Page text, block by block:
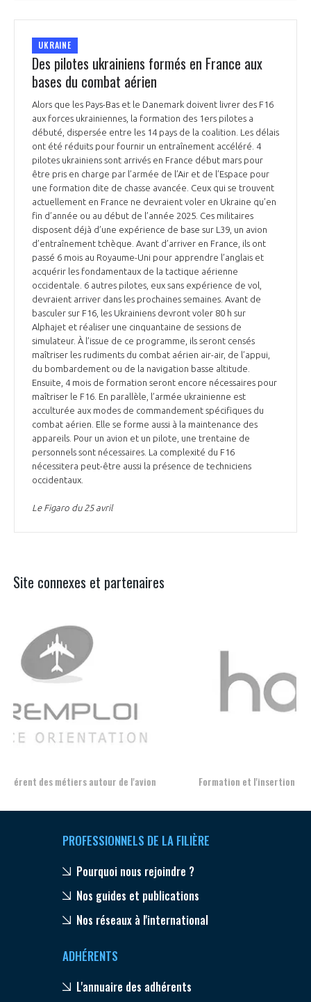
UKRAINE
Des pilotes ukrainiens formés en France aux
bases du combat aérien
Alors que les Pays-Bas et le Danemark doivent livrer des F16
aux forces ukrainiennes, la formation des 1ers pilotes a
débuté, dispersée entre les 14 pays de la coalition. Les délais
ont été réduits pour fournir un entraînement accéléré. 4
pilotes ukrainiens sont arrivés en France début mars pour
être pris en charge par l’armée de l’Air et de l’Espace pour
une formation dite de chasse avancée. Ceux qui se trouvent
actuellement en France ne devraient voler en Ukraine qu’en
fin d’année ou au début de l’année 2025. Ces militaires
disposent déjà d’une expérience de base sur L39, un avion
d’entraînement tchèque. Avant d’arriver en France, ils ont
passé 6 mois au Royaume-Uni pour apprendre l’anglais et
acquérir les fondamentaux de la tactique aérienne
occidentale. 6 autres pilotes, eux sans expérience de vol,
devraient arriver dans les prochaines semaines. Avant de
basculer sur F16, les Ukrainiens devront voler 80 h sur
Alphajet et réaliser une cinquantaine de sessions de
simulateur. À l’issue de ce programme, ils seront censés
maîtriser les rudiments du combat aérien air-air, de l’appui,
du bombardement ou de la navigation basse altitude.
Ensuite, 4 mois de formation seront encore nécessaires pour
maîtriser le F16. En parallèle, l’armée ukrainienne est
acculturée aux modes de commandement spécifiques du
combat aérien. Elle se forme aussi à la maintenance des
appareils. Pour un avion et un pilote, une trentaine de
personnels sont nécessaires. La complexité du F16
nécessitera peut-être aussi la présence de techniciens
occidentaux.
Le Figaro du 25 avril
Site connexes et partenaires
Formation et l'insertion de personnes en situation de handicap
PROFESSIONNELS DE LA FILIÈRE
Pourquoi nous rejoindre ?
Nos guides et publications
Nos réseaux à l'international
ADHÉRENTS
L'annuaire des adhérents